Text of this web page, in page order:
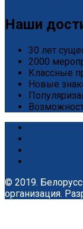
Наши
30 лет
2000
Классные
Новые
© 2019.
организация.